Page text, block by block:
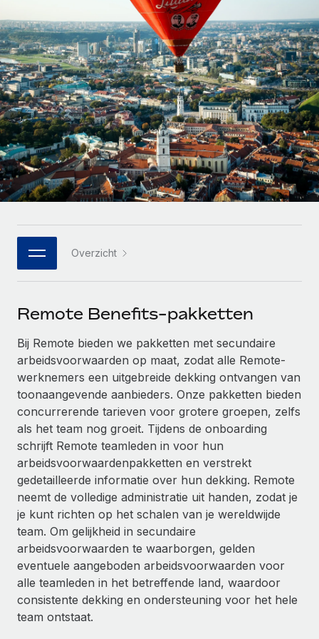
Zzp'ers internationaal onboarden en beheren
PEO
Ingewikkelde HR-taken eenvoudig uitbesteden
INFRASTRUCTUUR
Remote Embedded
HR naadloos in workflows integreren
Platform
Ingebouwde essentiële HR-functies voor je team
Integraties
Vraag een expert
Krijg hulp van global HR- en juridische experts
Achtergrondonderzoek
Vereenvoudig het screeningsproces van
kandidaten
Compliance Watchtower
Blijf compliance-risico's voor
Apparaatbeheer
Lever en track wereldwijd IT-middelen
Entiteiten oprichten
Stel snel compliant entiteiten op
Mobiliteit en overplaatsing
GROEIFASE
Start-ups
Flexibele global HR en payroll solutions voor groeiende
bedrijven
Mid-market
Teams uitbreiden met HR solutions op maat
Enterprise
Global HR voor grote bedrijven
WERK MET ONS SAMEN
Strategische technologiepartners
Een partner worden
Ontdek hoe je met ons kunt samenwerken
Binnenkort beschikbaar
Integraties en advies over AI-automatiseringen
CASESTUDY'S
Betalingscalculator voor zzp'ers
Ontdek valuta-opties en betaalsnelheden voor
internationale zzp'ers
LEREN MET REMOTE
Onderzoek en gidsen
Casestudy's
HR-woordenlijst
Checklists en templates
Webinars
Newsroom
Inzicht in salaris en talent
Inzichtencentrum
Support
Alle bronnen bekijken
BLOG
EOR en PEO
Contractor Management
Belastingen
Naar de blog
Nederlands
Français
Deutsch
Español
Italiano
Português (Portugal)
日本語
한국어
Inloggen
Overzicht
Remote Benefits-pakketten
Bij Remote bieden we pakketten met secundaire
arbeidsvoorwaarden op maat, zodat alle Remote-
werknemers een uitgebreide dekking ontvangen van
toonaangevende aanbieders. Onze pakketten bieden
concurrerende tarieven voor grotere groepen, zelfs
als het team nog groeit. Tijdens de onboarding
schrijft Remote teamleden in voor hun
arbeidsvoorwaardenpakketten en verstrekt
gedetailleerde informatie over hun dekking. Remote
neemt de volledige administratie uit handen, zodat je
je kunt richten op het schalen van je wereldwijde
team. Om gelijkheid in secundaire
arbeidsvoorwaarden te waarborgen, gelden
eventuele aangeboden arbeidsvoorwaarden voor
alle teamleden in het betreffende land, waardoor
consistente dekking en ondersteuning voor het hele
team ontstaat.